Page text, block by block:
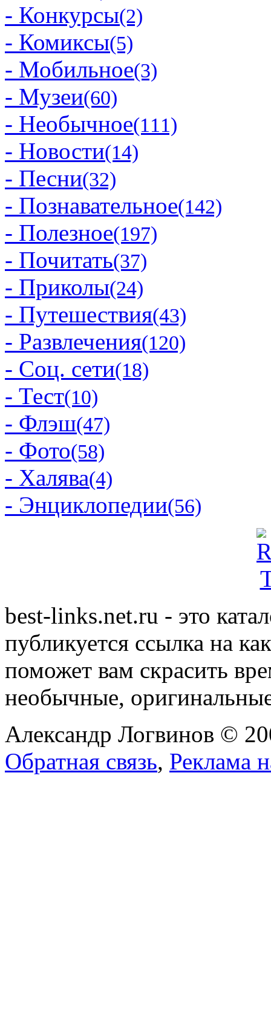
- Конкурсы(2)
- Комиксы(5)
- Мобильное(3)
- Музеи(60)
- Необычное(111)
- Новости(14)
- Песни(32)
- Познавательное(142)
- Полезное(197)
- Почитать(37)
- Приколы(24)
- Путешествия(43)
- Развлечения(120)
- Соц. сети(18)
- Тест(10)
- Флэш(47)
- Фото(58)
- Халява(4)
- Энциклопедии(56)
best-links.net.ru - это
публикуется ссылка на
поможет вам скрасить
необычные,
Александр Логвинов ©
Обратная связь, Реклама